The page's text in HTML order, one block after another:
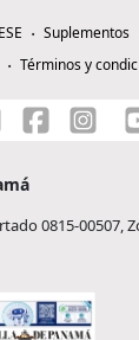
Suplementos
Términos y
0815-00507,